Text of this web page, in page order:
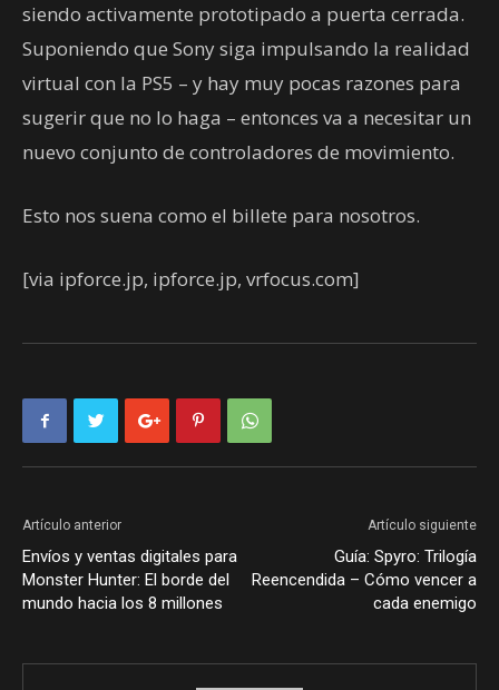
siendo activamente prototipado a puerta cerrada.
Suponiendo que Sony siga impulsando la realidad
virtual con la PS5 – y hay muy pocas razones para
sugerir que no lo haga – entonces va a necesitar un
nuevo conjunto de controladores de movimiento.
Esto nos suena como el billete para nosotros.
[via ipforce.jp, ipforce.jp, vrfocus.com]
Artículo anterior
Envíos y ventas digitales para
Monster Hunter: El borde del
mundo hacia los 8 millones
Artículo siguiente
Guía: Spyro: Trilogía
Reencendida – Cómo vencer a
cada enemigo